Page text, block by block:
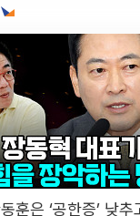
훈은 ‘공한증’ 낮추